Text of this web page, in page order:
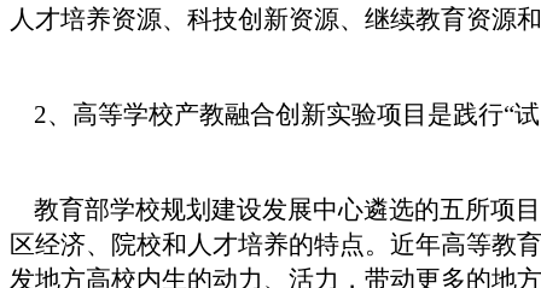
人才培养资源、科技创新资源、继续教育资源
2、高等学校产教融合创新实验项目是践行“
教育部学校规划建设发展中心遴选的五所项
区经济、院校和人才培养的特点。近年高等教
发地方高校内生的动力、活力，带动更多的地